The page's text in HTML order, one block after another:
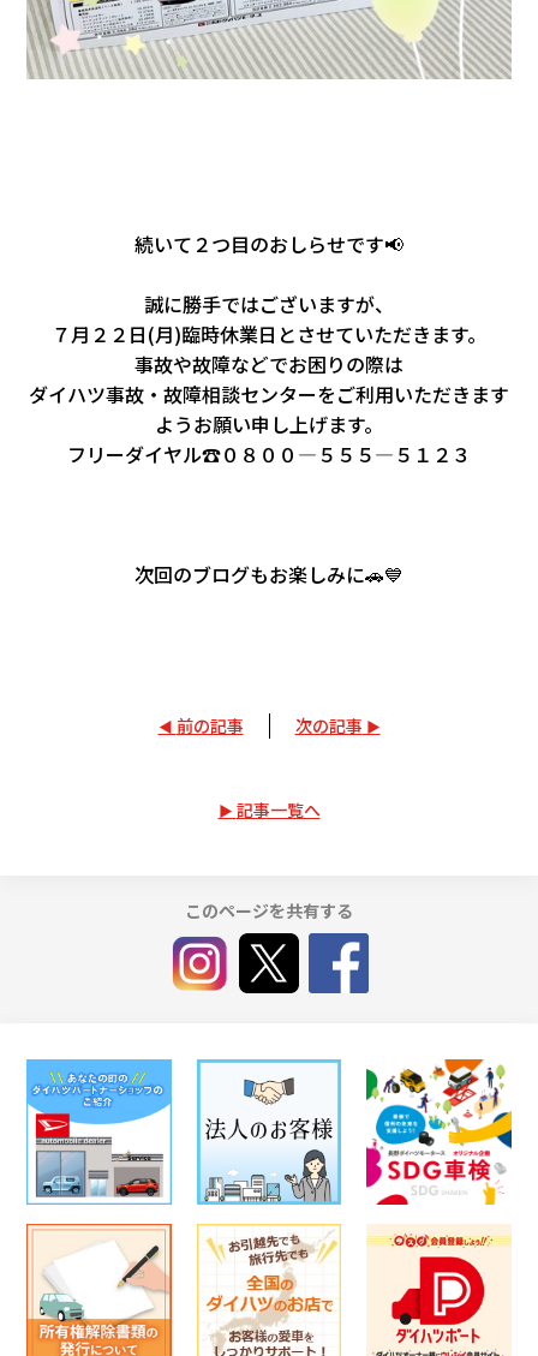
続いて２つ目のおしらせです📢
誠に勝手ではございますが、
７月２２日(月)臨時休業日とさせていただきます。
事故や故障などでお困りの際は
ダイハツ事故・故障相談センターをご利用いただきます
ようお願い申し上げます。
フリーダイヤル☎０８００―５５５―５１２３
次回のブログもお楽しみに🚗💙
前の記事 次の記事
記事一覧へ
このページを共有する